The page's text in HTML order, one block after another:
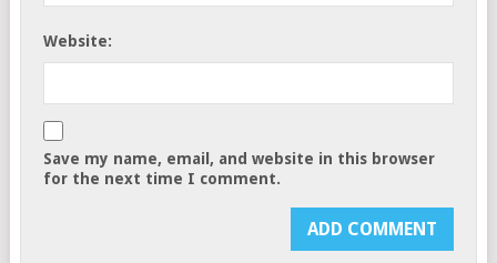
Website:
Save my name, email, and website in this browser
for the next time I comment.